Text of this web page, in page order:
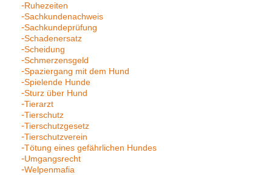
Ruhezeiten
Sachkundenachweis
Sachkundeprüfung
Schadenersatz
Scheidung
Schmerzensgeld
Spaziergang mit dem Hund
Spielende Hunde
Sturz über Hund
Tierarzt
Tierschutz
Tierschutzgesetz
Tierschutzverein
Tötung eines gefährlichen Hundes
Umgangsrecht
Welpenmafia